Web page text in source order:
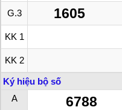
G.3 1605
KK 1
KK 2
Ký hiệu bộ số
A
6788